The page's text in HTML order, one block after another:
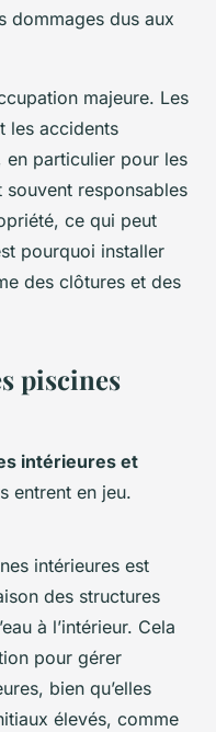
dommages dus aux
majeure. Les
les accidents
en particulier pour les
responsables
ce qui peut
pourquoi installer
des clôtures et des
piscines
intérieures et
entrent en jeu.
intérieures est
des structures
à l’intérieur. Cela
pour gérer
bien qu’elles
élevés, comme